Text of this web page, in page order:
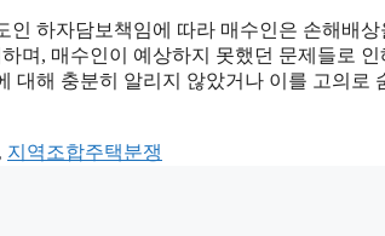
하자담보책임에 따라 매수인은 손해배상
며, 매수인이 예상하지 못했던 문제들로 인
대해 충분히 알리지 않았거나 이를 고의로
, 지역조합주택분쟁